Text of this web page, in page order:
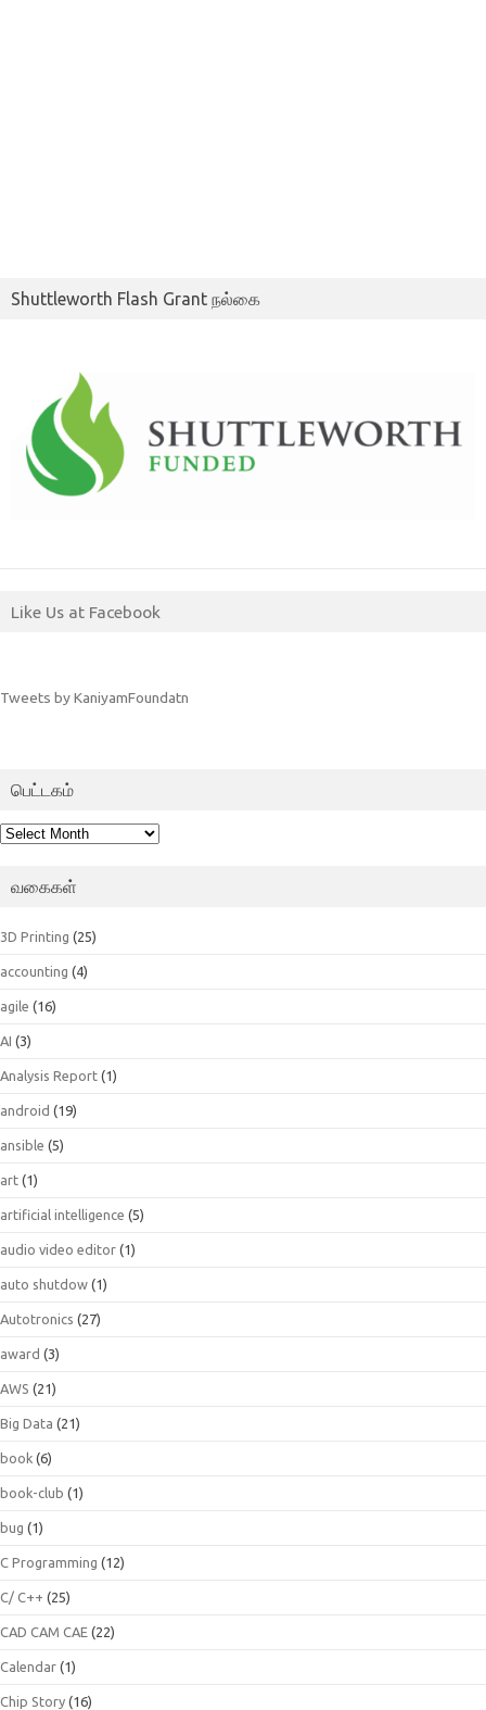
Shuttleworth Flash Grant நல்கை
Like Us at Facebook
Tweets by KaniyamFoundatn
பெட்டகம்
பெட்டகம்
வகைகள்
3D Printing (25)
accounting (4)
agile (16)
AI (3)
Analysis Report (1)
android (19)
ansible (5)
art (1)
artificial intelligence (5)
audio video editor (1)
auto shutdow (1)
Autotronics (27)
award (3)
AWS (21)
Big Data (21)
book (6)
book-club (1)
bug (1)
C Programming (12)
C/ C++ (25)
CAD CAM CAE (22)
Calendar (1)
Chip Story (16)